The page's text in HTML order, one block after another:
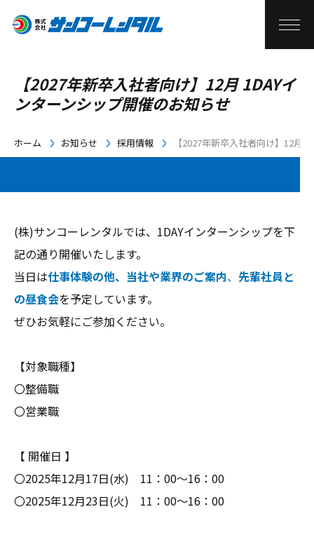
【2027年新卒入社者向け】12月 1DAYイ
ンターンシップ開催のお知らせ
ホーム お知らせ 採用情報 【2027年新卒入社者向け】12月
(株)サンコーレンタルでは、1DAYインターンシップを下
記の通り開催いたします。
当日は仕事体験の他、当社や業界のご案内、 先輩社員と
の昼食会を予定しています。
ぜひお気軽にご参加ください。
【対象職種】
〇整備職
〇営業職
【 開催日 】
〇2025年12月17日(水) 11：00～16：00
〇2025年12月23日(火) 11：00～16：00